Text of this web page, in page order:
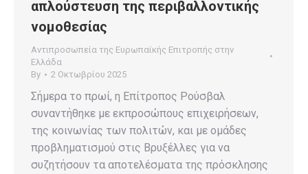
απλούστευση της περιβαλλοντικής
νομοθεσίας
Αντιπροσωπεία της Ευρωπαϊκής Επιτροπής στην
Ελλάδα
By
2 Οκτωβρίου 2025
Σήμερα το πρωί, η Επίτροπος Ρούσβαλ
συναντήθηκε με εκπροσώπους επιχειρήσεων,
της κοινωνίας των πολιτών, και με ομάδες
προβληματισμού στις Βρυξέλλες για να
συζητήσουν τα αποτελέσματα της πρόσκλησης